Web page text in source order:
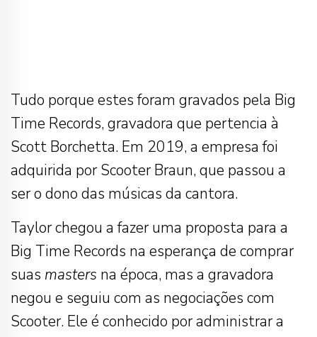
Tudo porque estes foram gravados pela Big
Time Records, gravadora que pertencia à
Scott Borchetta. Em 2019, a empresa foi
adquirida por Scooter Braun, que passou a
ser o dono das músicas da cantora.
Taylor chegou a fazer uma proposta para a
Big Time Records na esperança de comprar
suas masters na época, mas a gravadora
negou e seguiu com as negociações com
Scooter. Ele é conhecido por administrar a